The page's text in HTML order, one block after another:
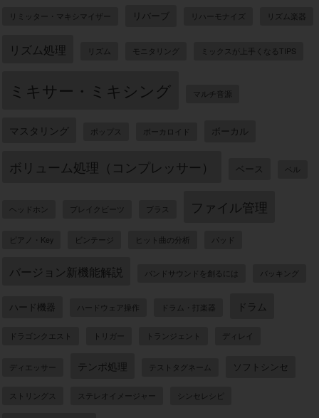
リミッター・マキシマイザー リバーブ リハーモナイズ リズム楽器
リズム処理 リズム モニタリング ミックスが上手くなるTIPS
ミキサー・ミキシング マルチ音源
マスタリング ポップス ボーカロイド ボーカル
ボリューム処理（コンプレッサー） ベース ベル
ヘッドホン ブレイクビーツ ブラス ファイル管理
ピアノ・Key ビンテージ ヒット曲の分析 パッド
バージョン新機能解説 バンドサウンドを創るには バッキング
ハード機器 ハードウェア操作 ドラム・打楽器 ドラム
ドラゴンクエスト トリガー トランジェント ディレイ
ディエッサー テンポ処理 テストタグネーム ソフトシンセ
ストリングス ステレオイメージャー シンセレシピ